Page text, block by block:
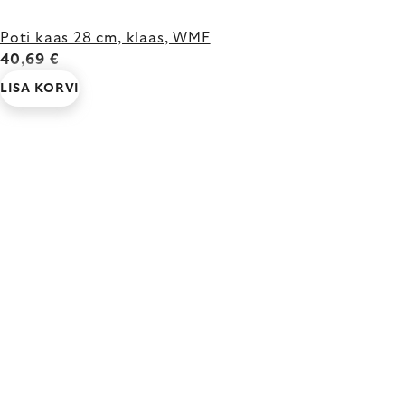
Poti kaas 28 cm, klaas, WMF
40,69 €
LISA KORVI